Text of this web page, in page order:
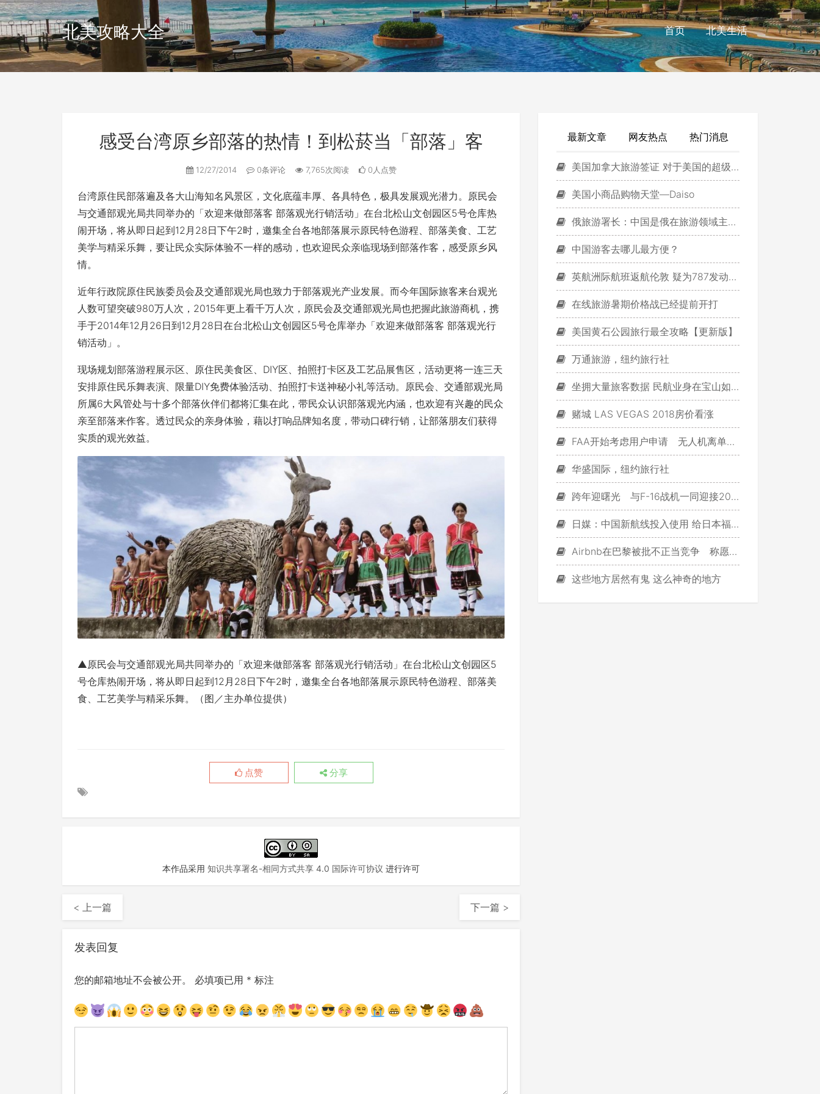
北美攻略大全 首页 北美生活
感受台湾原乡部落的热情！到松菸当「部落」客
12/27/2014 0条评论 7,765次阅读 0人点赞
台湾原住民部落遍及各大山海知名风景区，文化底蕴丰厚、各具特色，极具发展观光潜力。原民会
与交通部观光局共同举办的「欢迎来做部落客 部落观光行销活动」在台北松山文创园区5号仓库热
闹开场，将从即日起到12月28日下午2时，邀集全台各地部落展示原民特色游程、部落美食、工艺
美学与精采乐舞，要让民众实际体验不一样的感动，也欢迎民众亲临现场到部落作客，感受原乡风
情。
近年行政院原住民族委员会及交通部观光局也致力于部落观光产业发展。而今年国际旅客来台观光
人数可望突破980万人次，2015年更上看千万人次，原民会及交通部观光局也把握此旅游商机，携
手于2014年12月26日到12月28日在台北松山文创园区5号仓库举办「欢迎来做部落客 部落观光行
销活动」。
现场规划部落游程展示区、原住民美食区、DIY区、拍照打卡区及工艺品展售区，活动更将一连三天
安排原住民乐舞表演、限量DIY免费体验活动、拍照打卡送神秘小礼等活动。原民会、交通部观光局
所属6大风管处与十多个部落伙伴们都将汇集在此，带民众认识部落观光内涵，也欢迎有兴趣的民众
亲至部落来作客。透过民众的亲身体验，藉以打响品牌知名度，带动口碑行销，让部落朋友们获得
实质的观光效益。
▲原民会与交通部观光局共同举办的「欢迎来做部落客 部落观光行销活动」在台北松山文创园区5
号仓库热闹开场，将从即日起到12月28日下午2时，邀集全台各地部落展示原民特色游程、部落美
食、工艺美学与精采乐舞。（图／主办单位提供）
点赞 分享
本作品采用 知识共享署名-相同方式共享 4.0 国际许可协议 进行许可
< 上一篇 下一篇 >
发表回复
您的邮箱地址不会被公开。 必填项已用 * 标注
最新文章 网友热点 热门消息
美国加拿大旅游签证 对于美国的超级签证，加拿大华人坐不住了，他们有话说！附送美国签证超级福利
美国小商品购物天堂—Daiso
俄旅游署长：中国是俄在旅游领域主要合作伙伴
中国游客去哪儿最方便？
英航洲际航班返航伦敦 疑为787发动机故障
在线旅游暑期价格战已经提前开打
美国黄石公园旅行最全攻略【更新版】
万通旅游，纽约旅行社
坐拥大量旅客数据 民航业身在宝山如何发掘
赌城 LAS VEGAS 2018房价看涨
FAA开始考虑用户申请 无人机离单飞更近一步
华盛国际，纽约旅行社
跨年迎曙光 与F-16战机一同迎接2015年
日媒：中国新航线投入使用 给日本福冈带来游客
Airbnb在巴黎被批不正当竞争 称愿与政府合作
这些地方居然有鬼 这么神奇的地方